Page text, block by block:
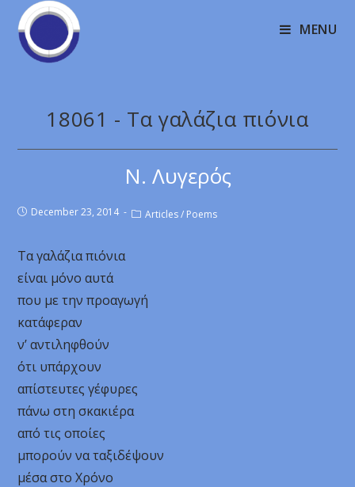
MENU
18061 - Τα γαλάζια πιόνια
Ν. Λυγερός
December 23, 2014 Articles / Poems
Τα γαλάζια πιόνια
είναι μόνο αυτά
που με την προαγωγή
κατάφεραν
ν’ αντιληφθούν
ότι υπάρχουν
απίστευτες γέφυρες
πάνω στη σκακιέρα
από τις οποίες
μπορούν να ταξιδέψουν
μέσα στο Χρόνο